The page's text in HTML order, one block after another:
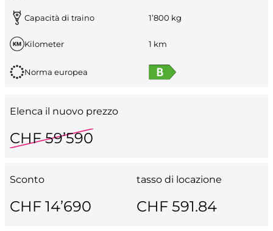
Capacità di traino 1’800 kg
Kilometer 1 km
Norma europea
Elenca il nuovo prezzo
CHF 59’590
Sconto
CHF 14’690
tasso di locazione
CHF 591.84